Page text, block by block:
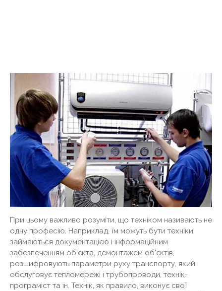
При цьому важливо розуміти, що техніком називають не
одну професію. Наприклад, їм можуть бути техніки
займаються документацією і інформаційним
забезпеченням об'єкта, демонтажем об'єктів,
розшифровують параметри руху транспорту, який
обслуговує тепломережі і трубопроводи, технік-
програміст та ін. Технік, як правило, виконує свої